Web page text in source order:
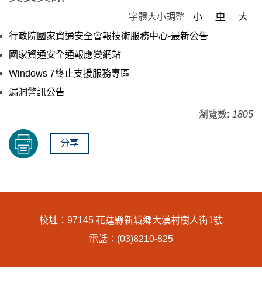
字體大小調整 小 中
大
行政院國家資通安全會報技術服務中心-最新公告
國家資通安全通報應變網站
Windows 7終止支援服務專區
漏洞警訊公告
瀏覽數: 1805
分享
校址：97145 花蓮縣新城鄉大漢村樹人街1號
電話：(03)8210-825